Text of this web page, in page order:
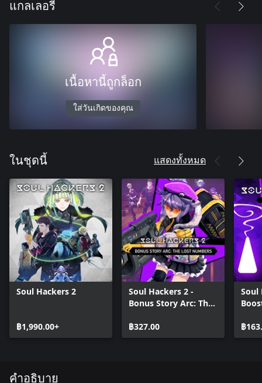
แกลเลอรี
เนื้อหานี้ถูกล็อก
ใส่วันเกิดของคุณ
ในชุดนี้ แสดงทั้งหมด
Soul Hackers 2
฿1,990.00+
Soul Hackers 2 -
Bonus Story Arc: The
฿327.00
Soul
฿
คำอธิบาย